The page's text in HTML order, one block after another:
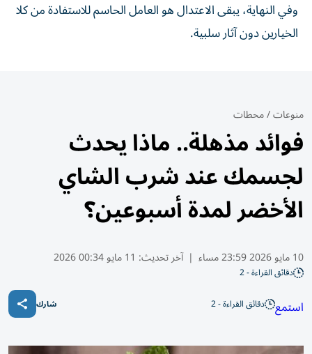
وفي النهاية، يبقى الاعتدال هو العامل الحاسم للاستفادة من كلا
الخيارين دون آثار سلبية.
منوعات/محطات
فوائد مذهلة.. ماذا يحدث
لجسمك عند شرب الشاي
الأخضر لمدة أسبوعين؟
10 مايو 2026 23:59 مساء | آخر تحديث: 11 مايو 00:34 2026
دقائق القراءة - 2
استمع دقائق القراءة - 2 شارك